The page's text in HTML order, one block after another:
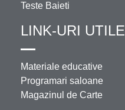
Teste Baieti
LINK-URI UTILE
Materiale educative
Programari saloane
Magazinul de Carte